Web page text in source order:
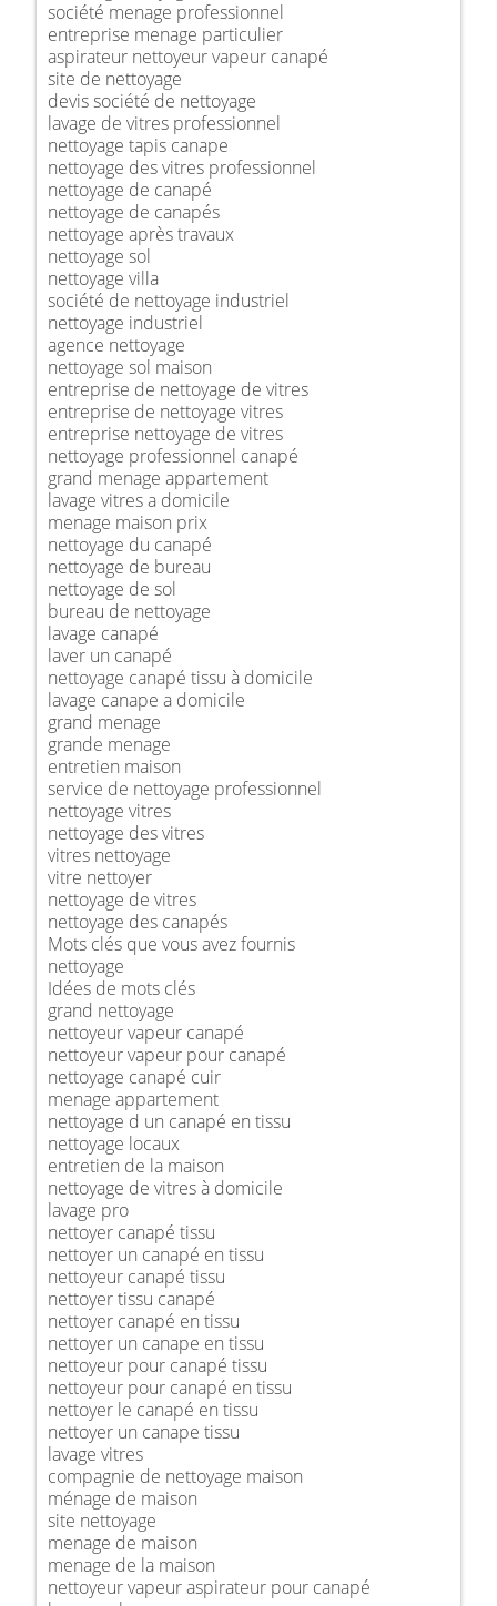
société menage professionnel
entreprise menage particulier
aspirateur nettoyeur vapeur canapé
site de nettoyage
devis société de nettoyage
lavage de vitres professionnel
nettoyage tapis canape
nettoyage des vitres professionnel
nettoyage de canapé
nettoyage de canapés
nettoyage après travaux
nettoyage sol
nettoyage villa
société de nettoyage industriel
nettoyage industriel
agence nettoyage
nettoyage sol maison
entreprise de nettoyage de vitres
entreprise de nettoyage vitres
entreprise nettoyage de vitres
nettoyage professionnel canapé
grand menage appartement
lavage vitres a domicile
menage maison prix
nettoyage du canapé
nettoyage de bureau
nettoyage de sol
bureau de nettoyage
lavage canapé
laver un canapé
nettoyage canapé tissu à domicile
lavage canape a domicile
grand menage
grande menage
entretien maison
service de nettoyage professionnel
nettoyage vitres
nettoyage des vitres
vitres nettoyage
vitre nettoyer
nettoyage de vitres
nettoyage des canapés
Mots clés que vous avez fournis
nettoyage
Idées de mots clés
grand nettoyage
nettoyeur vapeur canapé
nettoyeur vapeur pour canapé
nettoyage canapé cuir
menage appartement
nettoyage d un canapé en tissu
nettoyage locaux
entretien de la maison
nettoyage de vitres à domicile
lavage pro
nettoyer canapé tissu
nettoyer un canapé en tissu
nettoyeur canapé tissu
nettoyer tissu canapé
nettoyer canapé en tissu
nettoyer un canape en tissu
nettoyeur pour canapé tissu
nettoyeur pour canapé en tissu
nettoyer le canapé en tissu
nettoyer un canape tissu
lavage vitres
compagnie de nettoyage maison
ménage de maison
site nettoyage
menage de maison
menage de la maison
nettoyeur vapeur aspirateur pour canapé